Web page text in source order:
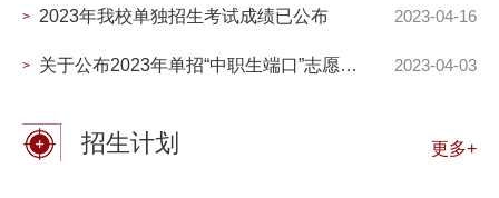
> 2023年我校单独招生考试成绩已公布 2023-04-16
> 关于公布2023年单招“中职生端口”志愿填报数据的通知 2023-04-03
招生计划 更多+